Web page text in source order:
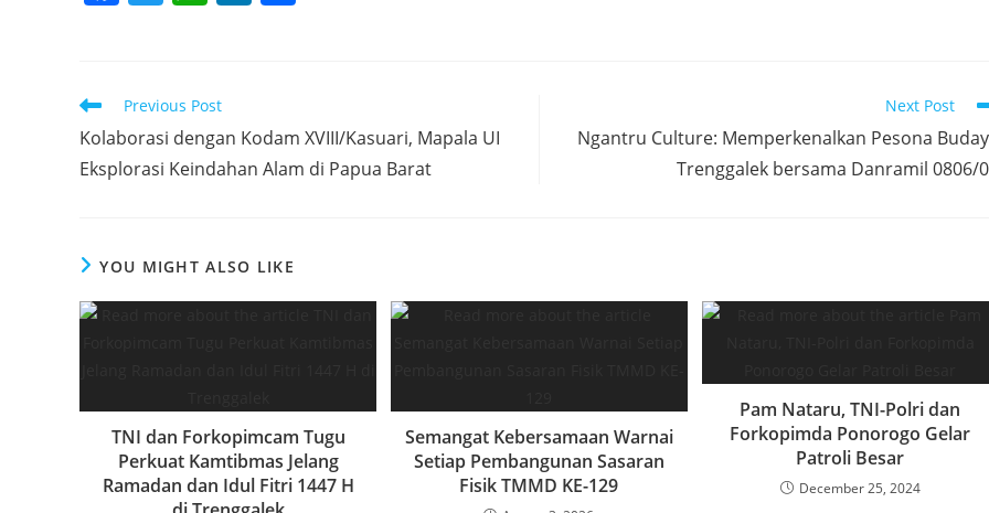
e
b
o
er s
A
p
dI
n
Read
more
articles
Previous Post
Kolaborasi dengan Kodam XVIII/Kasuari, Mapala UI
Eksplorasi Keindahan Alam di Papua Barat
Next Post
Ngantru Culture: Memperkenalkan Pesona
Trenggalek bersama Danramil 0806/
YOU MIGHT ALSO LIKE
TNI dan Forkopimcam Tugu
Perkuat Kamtibmas Jelang
Ramadan dan Idul Fitri 1447 H
Semangat Kebersamaan Warnai
Setiap Pembangunan Sasaran
Fisik TMMD KE-129
Pam Nataru, TNI-Polri dan
Forkopimda Ponorogo Gelar
Patroli Besar
December 25, 2024